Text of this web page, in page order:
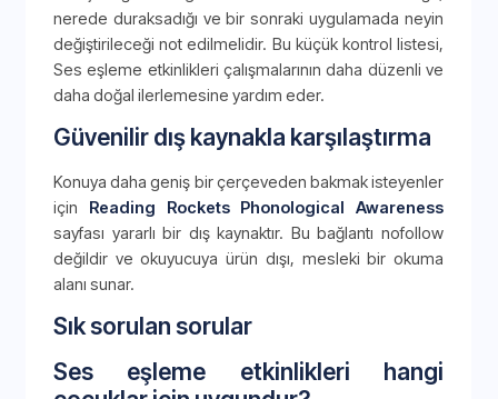
nerede duraksadığı ve bir sonraki uygulamada neyin
değiştirileceği not edilmelidir. Bu küçük kontrol listesi,
Ses eşleme etkinlikleri çalışmalarının daha düzenli ve
daha doğal ilerlemesine yardım eder.
Güvenilir dış kaynakla karşılaştırma
Konuya daha geniş bir çerçeveden bakmak isteyenler
için Reading Rockets Phonological Awareness
sayfası yararlı bir dış kaynaktır. Bu bağlantı nofollow
değildir ve okuyucuya ürün dışı, mesleki bir okuma
alanı sunar.
Sık sorulan sorular
Ses eşleme etkinlikleri hangi